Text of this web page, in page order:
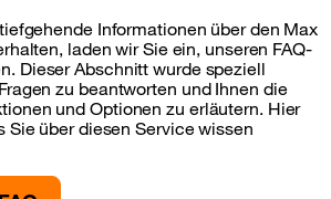
Informationen über den Max
laden wir Sie ein, unseren FAQ-
Dieser Abschnitt wurde speziell
zu beantworten und Ihnen die
und Optionen zu erläutern. Hier
Sie über diesen Service wissen